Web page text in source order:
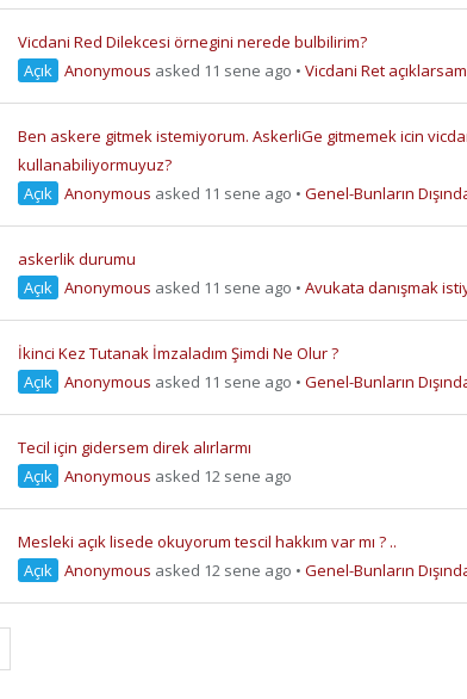
Vicdani Red Dilekcesi örnegini nerede bulbilirim?
Açık Anonymous asked 11 sene ago • Vicdani Ret
Ben askere gitmek istemiyorum. AskerliGe gitmemek icin
kullanabiliyormuyuz?
Açık Anonymous asked 11 sene ago • Genel-Bunların
askerlik durumu
Açık Anonymous asked 11 sene ago • Avukata danışmak
İkinci Kez Tutanak İmzaladım Şimdi Ne Olur ?
Açık Anonymous asked 11 sene ago • Genel-Bunların
Tecil için gidersem direk alırlarmı
Açık Anonymous asked 12 sene ago
Mesleki açık lisede okuyorum tescil hakkım var mı ? ..
Açık Anonymous asked 12 sene ago • Genel-Bunların